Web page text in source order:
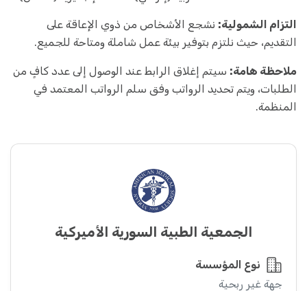
التزام الشمولية: نشجع الأشخاص من ذوي الإعاقة على
التقديم، حيث نلتزم بتوفير بيئة عمل شاملة ومتاحة للجميع.
ملاحظة هامة: سيتم إغلاق الرابط عند الوصول إلى عدد كافٍ من
الطلبات، ويتم تحديد الرواتب وفق سلم الرواتب المعتمد في
المنظمة.
الجمعية الطبية السورية الأميركية
نوع المؤسسة
جهة غير ربحية